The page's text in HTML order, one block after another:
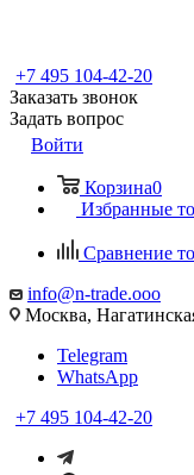
+7 495 104-42-20
Заказать звонок
Задать вопрос
Войти
Корзина0
Избранные
Сравнение
info@n-trade.ooo
Москва,
Telegram
WhatsApp
+7 495 104-42-20